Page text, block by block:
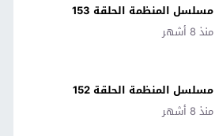
مسلسل المنظمة الحلقة 153
منذ 8 أشهر
مسلسل المنظمة الحلقة 152
منذ 8 أشهر